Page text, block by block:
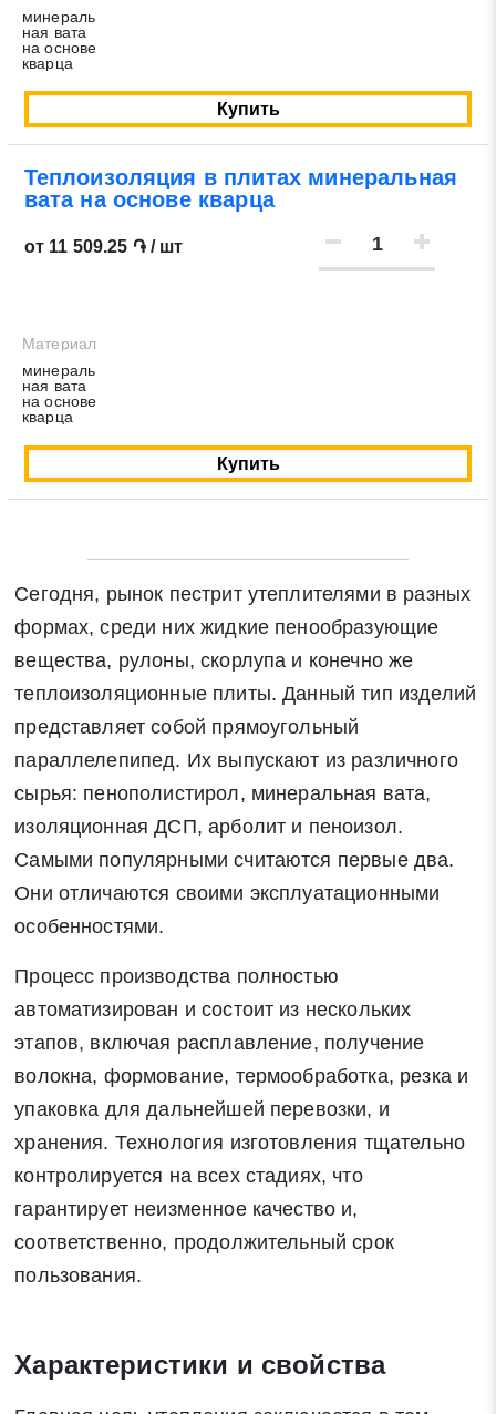
минераль
ная вата
на основе
кварца
Купить
Теплоизоляция в плитах минеральная
вата на основе кварца
от 11 509.25 ֏ / шт
Материал
минераль
ная вата
на основе
кварца
Купить
Сегодня, рынок пестрит утеплителями в разных
формах, среди них жидкие пенообразующие
вещества, рулоны, скорлупа и конечно же
теплоизоляционные плиты. Данный тип изделий
представляет собой прямоугольный
параллелепипед. Их выпускают из различного
сырья: пенополистирол, минеральная вата,
изоляционная ДСП, арболит и пеноизол.
Самыми популярными считаются первые два.
Они отличаются своими эксплуатационными
особенностями.
Процесс производства полностью
автоматизирован и состоит из нескольких
этапов, включая расплавление, получение
волокна, формование, термообработка, резка и
упаковка для дальнейшей перевозки, и
хранения. Технология изготовления тщательно
контролируется на всех стадиях, что
гарантирует неизменное качество и,
соответственно, продолжительный срок
пользования.
Характеристики и свойства